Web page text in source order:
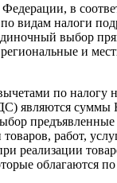
в
видам налоги
выбор
и
по налогу
являются
работ,
реализации
облагаются по